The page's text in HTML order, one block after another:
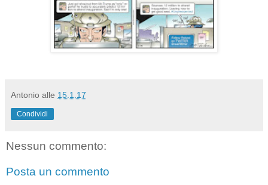
Antonio alle 15.1.17
Condividi
Nessun commento:
Posta un commento